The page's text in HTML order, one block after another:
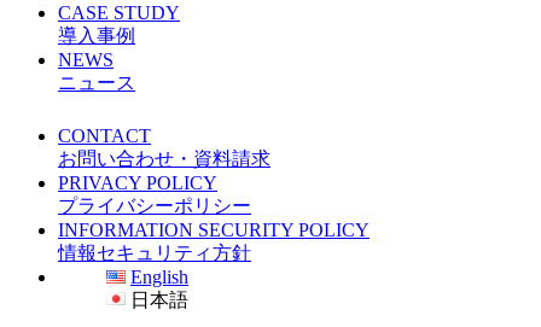
CASE STUDY
導入事例
NEWS
ニュース
CONTACT
お問い合わせ・資料請求
PRIVACY POLICY
プライバシーポリシー
INFORMATION SECURITY POLICY
情報セキュリティ方針
English
日本語